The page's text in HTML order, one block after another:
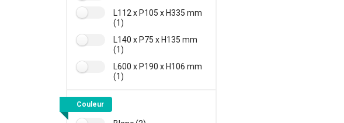
L112 x P105 x H335 mm
(1)
L140 x P75 x H135 mm
(1)
L600 x P190 x H106 mm
(1)
Couleur